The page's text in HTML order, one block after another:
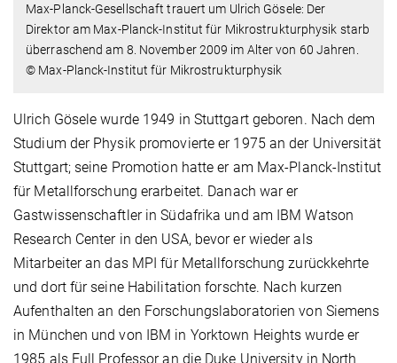
Max-Planck-Gesellschaft trauert um Ulrich Gösele: Der
Direktor am Max-Planck-Institut für Mikrostrukturphysik starb
überraschend am 8. November 2009 im Alter von 60 Jahren.
© Max-Planck-Institut für Mikrostrukturphysik
Ulrich Gösele wurde 1949 in Stuttgart geboren. Nach dem
Studium der Physik promovierte er 1975 an der Universität
Stuttgart; seine Promotion hatte er am Max-Planck-Institut
für Metallforschung erarbeitet. Danach war er
Gastwissenschaftler in Südafrika und am IBM Watson
Research Center in den USA, bevor er wieder als
Mitarbeiter an das MPI für Metallforschung zurückkehrte
und dort für seine Habilitation forschte. Nach kurzen
Aufenthalten an den Forschungslaboratorien von Siemens
in München und von IBM in Yorktown Heights wurde er
1985 als Full Professor an die Duke University in North